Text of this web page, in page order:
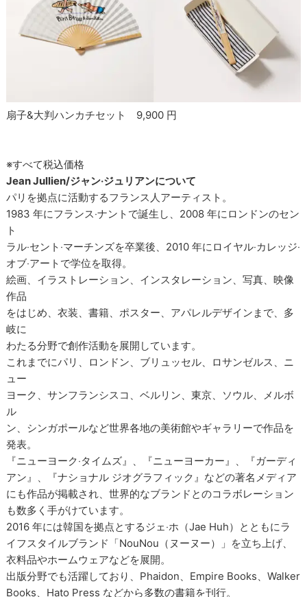
扇子&大判ハンカチセット 9,900 円
※すべて税込価格
Jean Jullien/ジャン‧ジュリアンについて
パリを拠点に活動するフランス人アーティスト。
1983 年にフランス‧ナントで誕生し、2008 年にロンドンのセン
ト
ラル‧セント‧マーチンズを卒業後、2010 年にロイヤル‧カレッジ‧
オブ‧アートで学位を取得。
絵画、イラストレーション、インスタレーション、写真、映像
作品
をはじめ、⾐装、書籍、ポスター、アパレルデザインまで、多
岐に
わたる分野で創作活動を展開しています。
これまでにパリ、ロンドン、ブリュッセル、ロサンゼルス、ニ
ュー
ヨーク、サンフランシスコ、ベルリン、東京、ソウル、メルボ
ル
ン、シンガポールなど世界各地の美術館やギャラリーで作品を
発表。
『ニューヨーク‧タイムズ』、『ニューヨーカー』、『ガーディ
アン』、『ナショナル ジオグラフィック』などの著名メディア
にも作品が掲載され、世界的なブランドとのコラボレーション
も数多く手がけています。
2016 年には韓国を拠点とするジェ‧ホ（Jae Huh）とともにラ
イフスタイルブランド「NouNou（ヌーヌー）」を立ち上げ、
⾐料品やホームウェアなどを展開。
出版分野でも活躍しており、Phaidon、Empire Books、Walker
Books、Hato Press などから多数の書籍を刊行。